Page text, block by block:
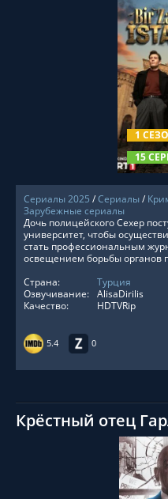
1
15
Сериалы 2025 /Сериалы/
Зарубежные сериалы
5.4 0
Дочь полицейского Сехер
университет, чтобы
стать профессиональным
освещением борьбы органов
Страна:
Турция
Озвучивание: AlisaDirilis
Качество:
HDTVRip
Крёстный отец